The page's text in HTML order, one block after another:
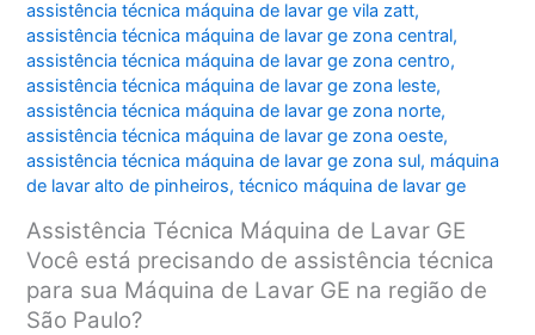
assistência técnica máquina de lavar ge vila zatt,
assistência técnica máquina de lavar ge zona central,
assistência técnica máquina de lavar ge zona centro,
assistência técnica máquina de lavar ge zona leste,
assistência técnica máquina de lavar ge zona norte,
assistência técnica máquina de lavar ge zona oeste,
assistência técnica máquina de lavar ge zona sul, máquina
de lavar alto de pinheiros,técnico máquina de lavar ge
Assistência Técnica Máquina de Lavar GE
Você está precisando de assistência técnica
para sua Máquina de Lavar GE na região de
São Paulo?